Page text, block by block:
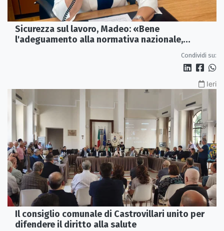
Sicurezza sul lavoro, Madeo: «Bene
l'adeguamento alla normativa nazionale,
Condividi su:
Ieri
Il consiglio comunale di Castrovillari unito per
difendere il diritto alla salute